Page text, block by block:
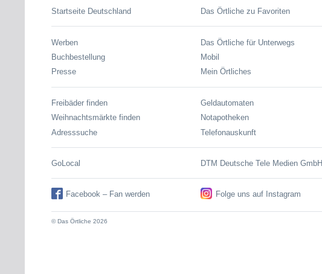
Startseite Deutschland Das Örtliche zu Favoriten
Werben
Buchbestellung
Presse
Das Örtliche für Unterwegs
Mobil
Mein Örtliches
Freibäder finden
Weihnachtsmärkte finden
Adresssuche
Geldautomaten
Notapotheken
Telefonauskunft
GoLocal DTM Deutsche Tele Medien GmbH
Facebook – Fan werden Folge uns auf Instagram
© Das Örtliche 2026